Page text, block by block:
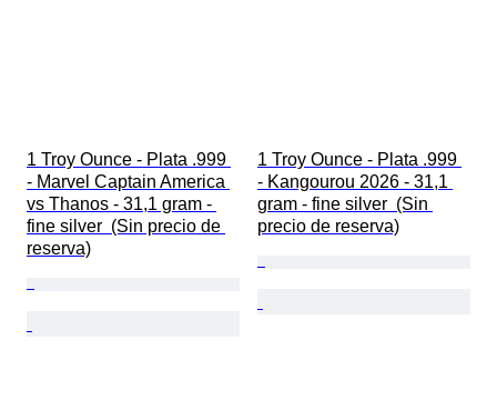
1 Troy Ounce - Plata .999
- Marvel Captain America
vs Thanos - 31,1 gram -
fine silver  (Sin precio de
reserva)
1 Troy Ounce - Plata .999
- Kangourou 2026 - 31,1
gram - fine silver  (Sin
precio de reserva)